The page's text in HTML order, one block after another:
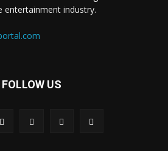
industry.
FOLLOW US